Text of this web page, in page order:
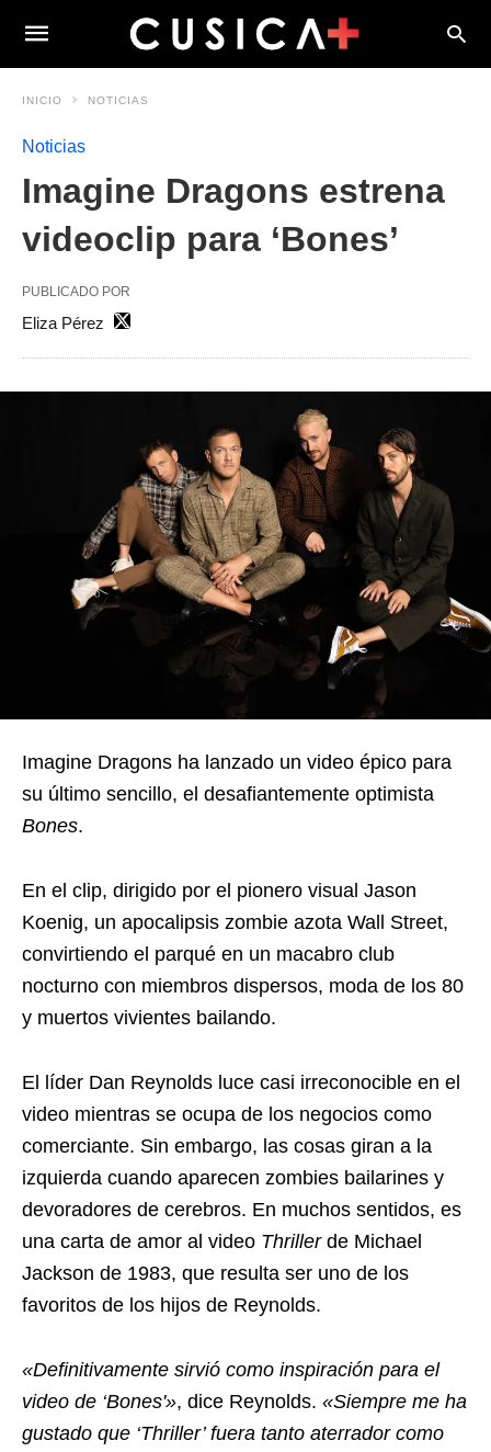
INICIO NOTICIAS
Noticias
Imagine Dragons estrena
videoclip para ‘Bones’
PUBLICADO POR
Eliza Pérez
Imagine Dragons ha lanzado un video épico para
su último sencillo, el desafiantemente optimista
Bones.
En el clip, dirigido por el pionero visual Jason
Koenig, un apocalipsis zombie azota Wall Street,
convirtiendo el parqué en un macabro club
nocturno con miembros dispersos, moda de los 80
y muertos vivientes bailando.
El líder Dan Reynolds luce casi irreconocible en el
video mientras se ocupa de los negocios como
comerciante. Sin embargo, las cosas giran a la
izquierda cuando aparecen zombies bailarines y
devoradores de cerebros. En muchos sentidos, es
una carta de amor al video Thriller de Michael
Jackson de 1983, que resulta ser uno de los
favoritos de los hijos de Reynolds.
«Definitivamente sirvió como inspiración para el
video de ‘Bones'», dice Reynolds. «Siempre me ha
gustado que ‘Thriller’ fuera tanto aterrador como